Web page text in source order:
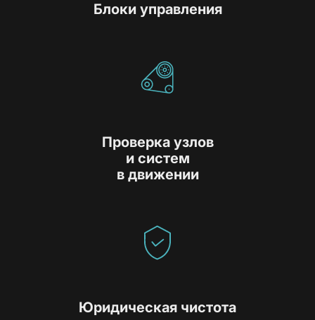
Блоки управления
Проверка узлов
и систем
в движении
Юридическая чистота